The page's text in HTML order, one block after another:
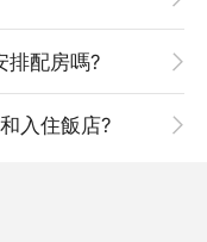
排配房嗎?
入住飯店?